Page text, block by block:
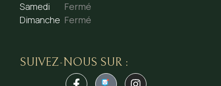
Samedi
Fermé
Dimanche Fermé
SUIVEZ-NOUS SUR :
1